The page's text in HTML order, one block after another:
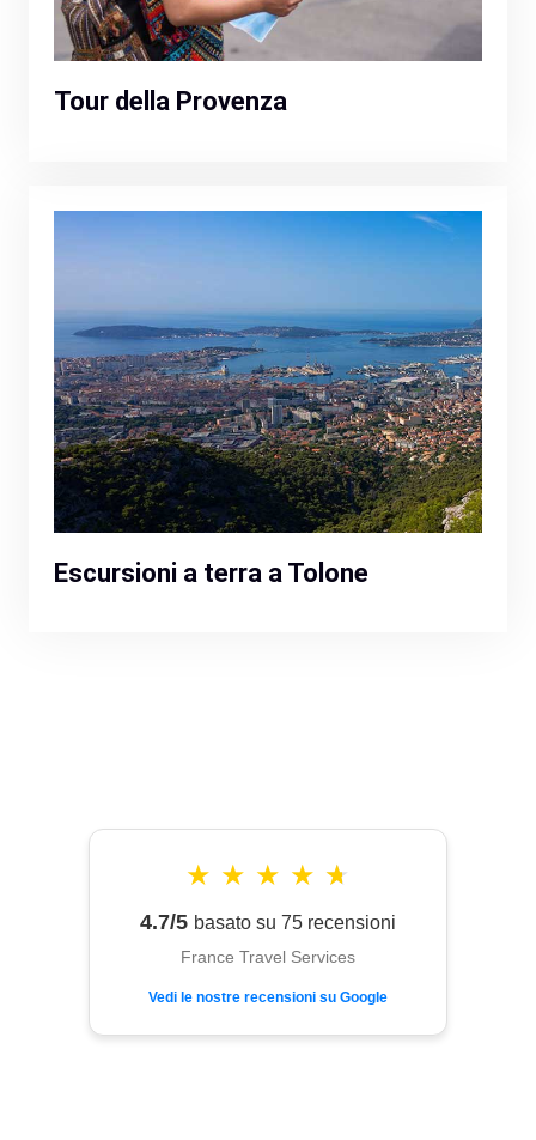
Tour della Provenza
Escursioni a terra a Tolone
★ ★ ★ ★ ★
4.7/5 basato su 75 recensioni
France Travel Services
Vedi le nostre recensioni su Google